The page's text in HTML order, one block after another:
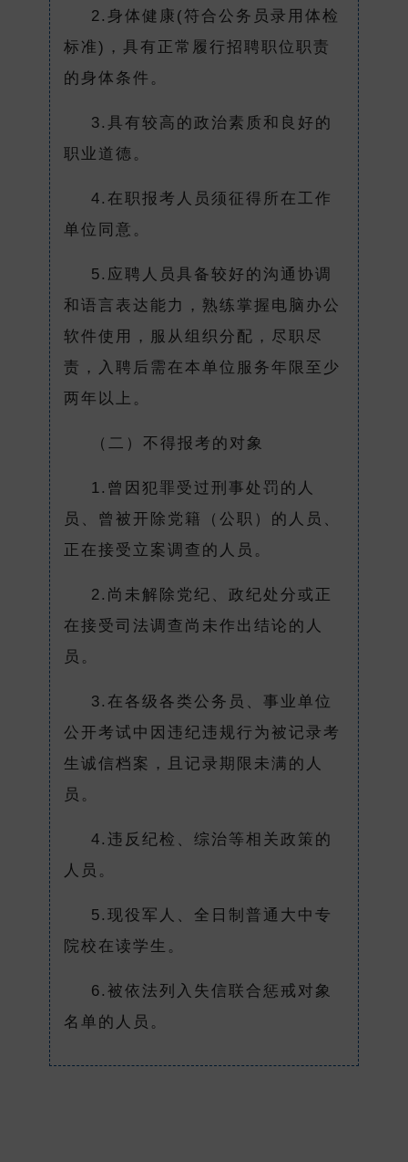
2.身体健康(符合公务员录用体检
标准)，具有正常履行招聘职位职责
的身体条件。
3.具有较高的政治素质和良好的
职业道德。
4.在职报考人员须征得所在工作
单位同意。
5.应聘人员具备较好的沟通协调
和语言表达能力，熟练掌握电脑办公
软件使用，服从组织分配，尽职尽
责，入聘后需在本单位服务年限至少
两年以上。
（二）不得报考的对象
1.曾因犯罪受过刑事处罚的人
员、曾被开除党籍（公职）的人员、
正在接受立案调查的人员。
2.尚未解除党纪、政纪处分或正
在接受司法调查尚未作出结论的人
员。
3.在各级各类公务员、事业单位
公开考试中因违纪违规行为被记录考
生诚信档案，且记录期限未满的人
员。
4.违反纪检、综治等相关政策的
人员。
5.现役军人、全日制普通大中专
院校在读学生。
6.被依法列入失信联合惩戒对象
名单的人员。